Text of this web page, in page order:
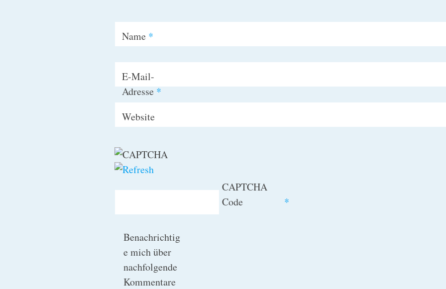
Name *
E-Mail-
Adresse*
Website
CAPTCHA
Code
*
Benachrichtig
e mich über
nachfolgende
Kommentare